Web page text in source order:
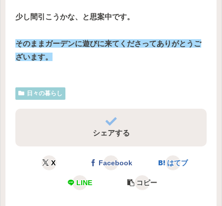
少し間引こうかな、と思案中です。
そのままガーデンに遊びに来てくださってありがとうご
ざいます。
日々の暮らし
シェアする
X Facebook はてブ
LINE コピー